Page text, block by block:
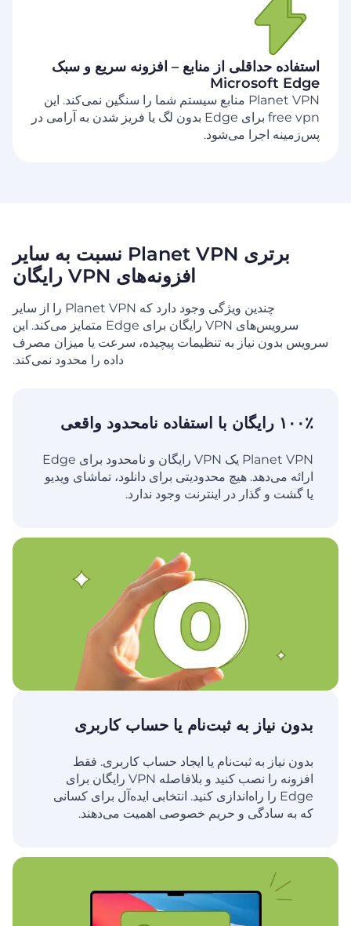
استفاده حداقلی از منابع – افزونه سریع و سبک
Microsoft Edge
Planet VPN منابع سیستم شما را سنگین نمی‌کند. این
free vpn برای Edge بدون لگ یا فریز شدن به آرامی در
پس‌زمینه اجرا می‌شود.
برتری Planet VPN نسبت به سایر
افزونه‌های VPN
رایگان
چندین ویژگی وجود دارد که Planet VPN را از سایر
سرویس‌های VPN رایگان برای Edge متمایز می‌کند. این
سرویس بدون نیاز به تنظیمات پیچیده، سرعت یا میزان مصرف
داده را محدود نمی‌کند.
۱۰۰٪ رایگان با استفاده نامحدود واقعی
Planet VPN یک VPN رایگان و نامحدود برای Edge
ارائه می‌دهد. هیچ محدودیتی برای دانلود، تماشای ویدیو
یا گشت و گذار در اینترنت وجود ندارد.
بدون نیاز به ثبت‌نام یا حساب کاربری
بدون نیاز به ثبت‌نام یا ایجاد حساب کاربری. فقط
افزونه را نصب کنید و بلافاصله VPN رایگان برای
Edge را راه‌اندازی کنید. انتخابی ایده‌آل برای کسانی
که به سادگی و حریم خصوصی اهمیت می‌دهند.